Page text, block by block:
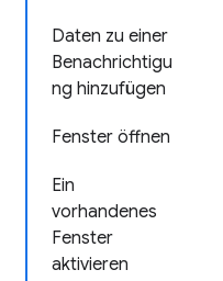
Daten zu einer
Benachrichtigu
ng hinzufügen
Fenster öffnen
Ein
vorhandenes
Fenster
aktivieren